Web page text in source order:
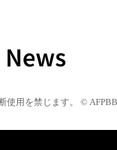
使用を禁じます。 © AFPBB